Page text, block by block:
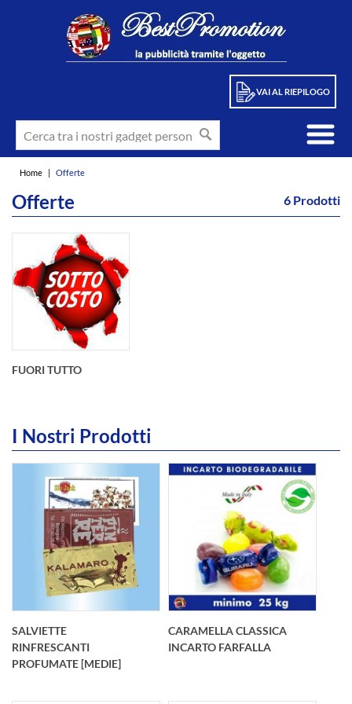
VAI AL RIEPILOGO
Home | Offerte
Offerte 6 Prodotti
FUORI TUTTO
I Nostri Prodotti
SALVIETTE
RINFRESCANTI
PROFUMATE [MEDIE]
CARAMELLA CLASSICA
INCARTO FARFALLA